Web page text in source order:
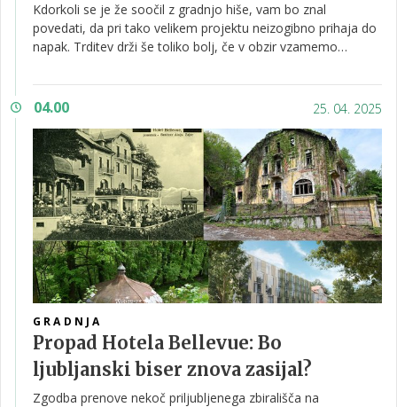
Kdorkoli se je že soočil z gradnjo hiše, vam bo znal
povedati, da pri tako velikem projektu neizogibno prihaja do
napak. Trditev drži še toliko bolj, če v obzir vzamemo
napredujoči trendi gradnje. Če pogledamo skozi oči
investitorja, za katerega bomo predpostavili, da ni gradbeni
Sem večinoma spadajo izvedbene nepravilnosti. Spet drugim
pa se lahko z nekaj previdnosti in truda izognemo ter si tako
prihranimo kar nekaj časa, denarja in živcev. V tem članku se
bomo v grobem posvetili slednjim.
04.00 25. 04. 2025
GRADNJA
Propad Hotela Bellevue: Bo
ljubljanski biser znova zasijal?
Zgodba prenove nekoč priljubljenega zbirališča na